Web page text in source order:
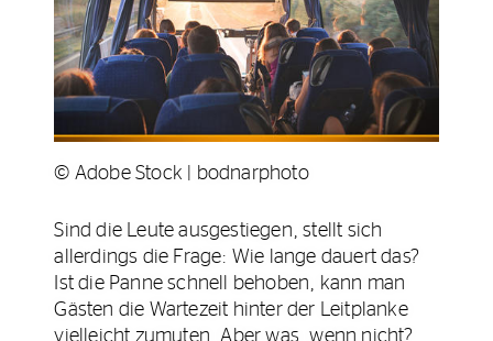
© Adobe Stock | bodnarphoto
Sind die Leute ausgestiegen, stellt sich
allerdings die Frage: Wie lange dauert das?
Ist die Panne schnell behoben, kann man
Gästen die Wartezeit hinter der Leitplanke
vielleicht zumuten. Aber was, wenn nicht?